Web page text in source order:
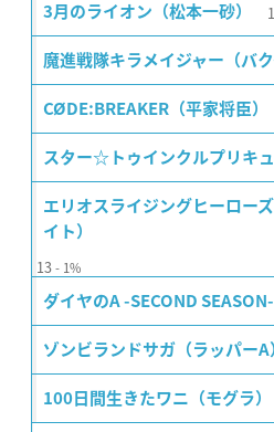
3月のライオン（松本一砂）
魔進戦隊キラメイジャー（バク
CØDE:BREAKER（平家将臣）
スター☆トゥインクルプリキュ
エリオスライジングヒーロー
イト）
13 1%
ダイヤのA -SECOND
ゾンビランドサガ（ラッパーA
100日間生きたワニ（モグラ）